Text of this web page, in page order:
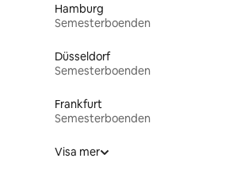
Hamburg
Semesterboenden
Düsseldorf
Semesterboenden
Frankfurt
Semesterboenden
Visa mer